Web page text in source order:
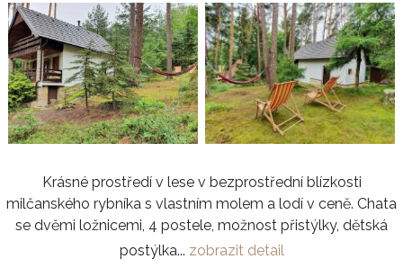
Krásné prostředí v lese v bezprostřední blízkosti
milčanského rybníka s vlastním molem a lodí v ceně. Chata
se dvěmi ložnicemi, 4 postele, možnost přistýlky, dětská
postýlka... zobrazit detail